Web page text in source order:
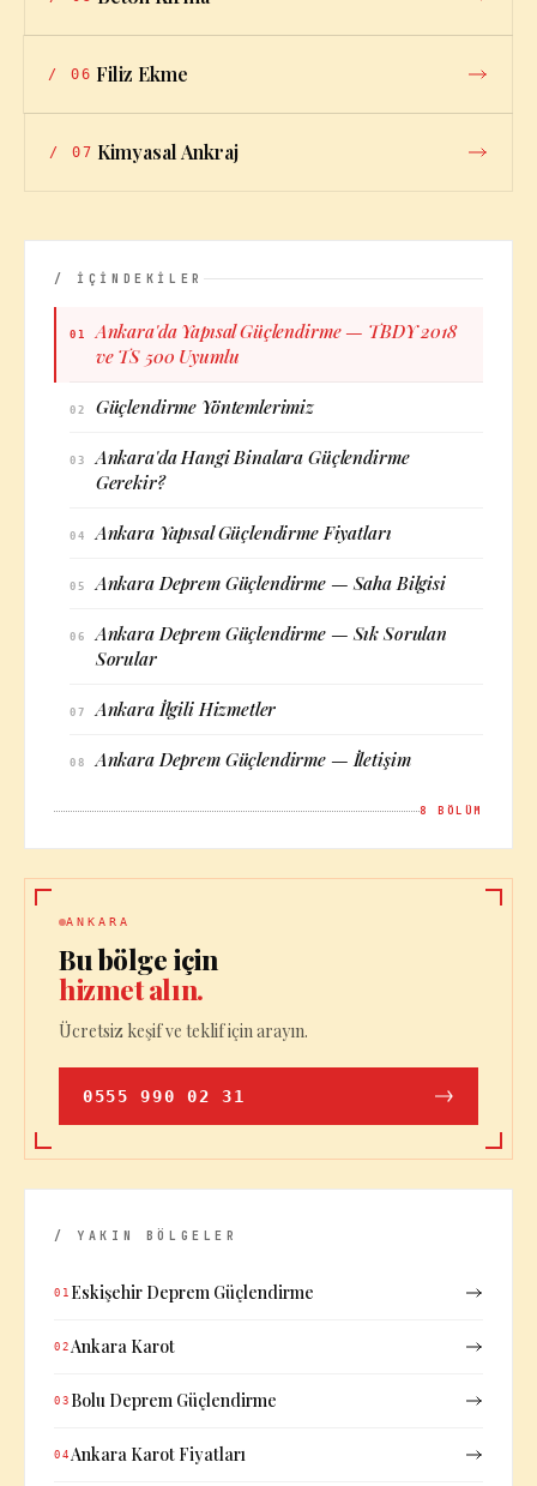
/ 06 Filiz Ekme
/ 07 Kimyasal Ankraj
/ İÇİNDEKİLER
01
Ankara'da Yapısal Güçlendirme — TBDY 2018
ve TS 500 Uyumlu
02 Güçlendirme Yöntemlerimiz
03
Ankara'da Hangi Binalara Güçlendirme
Gerekir?
04 Ankara Yapısal Güçlendirme Fiyatları
05 Ankara Deprem Güçlendirme — Saha Bilgisi
06
Ankara Deprem Güçlendirme — Sık Sorulan
Sorular
07 Ankara İlgili Hizmetler
08 Ankara Deprem Güçlendirme — İletişim
8 BÖLÜM
ANKARA
Bu bölge için
hizmet alın.
Ücretsiz keşif ve teklif için arayın.
0555 990 02 31
/ YAKIN BÖLGELER
01 Eskişehir Deprem Güçlendirme
02 Ankara Karot
03 Bolu Deprem Güçlendirme
04 Ankara Karot Fiyatları